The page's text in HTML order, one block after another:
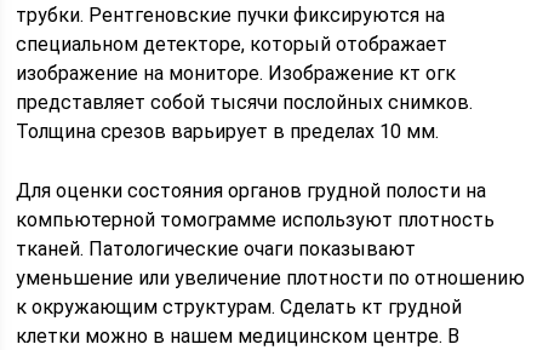
трубки. Рентгеновские пучки фиксируются на
специальном детекторе, который отображает
изображение на мониторе. Изображение кт огк
представляет собой тысячи послойных снимков.
Толщина срезов варьирует в пределах 10 мм.
Для оценки состояния органов грудной полости на
компьютерной томограмме используют плотность
тканей. Патологические очаги показывают
уменьшение или увеличение плотности по отношению
к окружающим структурам. Сделать кт грудной
клетки можно в нашем медицинском центре. В